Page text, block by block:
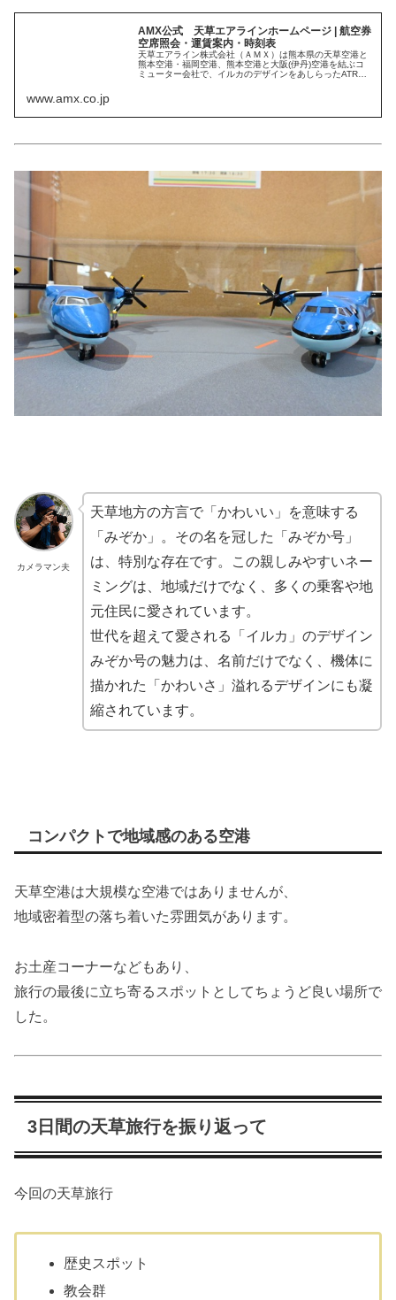
AMX公式 天草エアラインホームページ | 航空券
空席照会・運賃案内・時刻表
天草エアライン株式会社（ＡＭＸ）は熊本県の天草空港と
熊本空港・福岡空港、熊本空港と大阪(伊丹)空港を結ぶコ
ミューター会社で、イルカのデザインをあしらったATR社
www.amx.co.jp
カメラマン夫
天草地方の方言で「かわいい」を意味する
「みぞか」。その名を冠した「みぞか号」
は、特別な存在です。この親しみやすいネー
ミングは、地域だけでなく、多くの乗客や地
元住民に愛されています。
世代を超えて愛される「イルカ」のデザイン
みぞか号の魅力は、名前だけでなく、機体に
描かれた「かわいさ」溢れるデザインにも凝
縮されています。
コンパクトで地域感のある空港
天草空港は大規模な空港ではありませんが、
地域密着型の落ち着いた雰囲気があります。
お土産コーナーなどもあり、
旅行の最後に立ち寄るスポットとしてちょうど良い場所で
した。
3日間の天草旅行を振り返って
今回の天草旅行
歴史スポット
教会群